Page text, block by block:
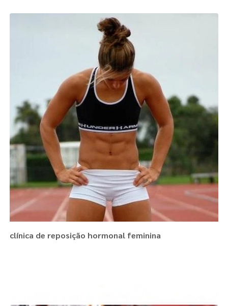
clínica de reposição hormonal feminina